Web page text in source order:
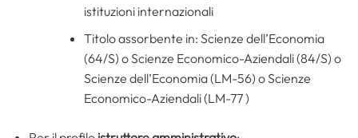
istituzioni internazionali
Titolo assorbente in: Scienze dell’Economia
(64/S) o Scienze Economico-Aziendali (84/S) o
Scienze dell’Economia (LM-56) o Scienze
Economico-Aziendali (LM-77 )